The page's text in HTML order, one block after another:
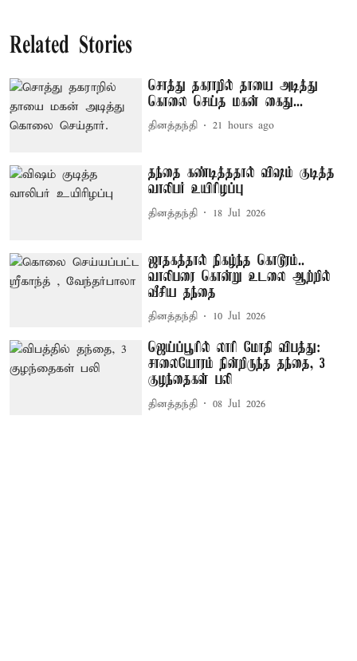
Related Stories
சொத்து தகராறில் தாயை அடித்து
கொலை செய்த மகன் கைது...
தினத்தந்தி 21 hours ago
தந்தை கண்டித்ததால் விஷம் குடித்த
வாலிபர் உயிரிழப்பு
தினத்தந்தி 18 Jul 2026
ஜாதகத்தால் நிகழ்ந்த கொடூரம்..
வாலிபரை கொன்று உடலை ஆற்றில்
வீசிய தந்தை
தினத்தந்தி 10 Jul 2026
ஜெய்ப்பூரில் லாரி மோதி விபத்து:
சாலையோரம் நின்றிருந்த தந்தை, 3
குழந்தைகள் பலி
தினத்தந்தி 08 Jul 2026